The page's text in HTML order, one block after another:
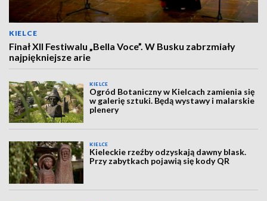
KIELCE
Finał XII Festiwalu „Bella Voce”. W Busku zabrzmiały
najpiękniejsze arie
KIELCE
Ogród Botaniczny w Kielcach zamienia się
w galerię sztuki. Będą wystawy i malarskie
plenery
KIELCE
Kieleckie rzeźby odzyskają dawny blask.
Przy zabytkach pojawią się kody QR